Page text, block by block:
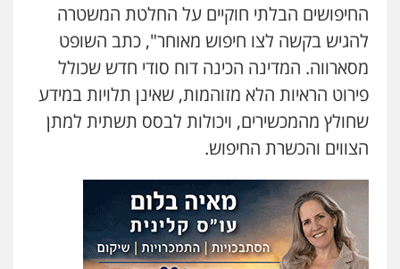
החיפושים הבלתי חוקיים על החלטת המשטרה
להגיש בקשה לצו חיפוש מאוחר", כתב השופט
מסארווה. המדינה הכינה דוח סודי חדש שכולל
פירוט הראיות הלא מזוהמות, שאינן תלויות במידע
שחולץ מהמכשירים, ויכולות לבסס תשתית למתן
הצווים והכשרת החיפוש.